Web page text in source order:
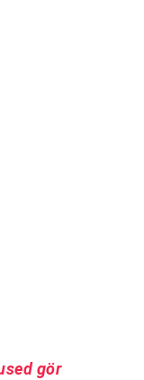
gör